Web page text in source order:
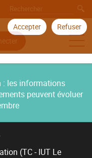
Accepter Refuser
: les informations
peuvent évoluer
(TC - IUT Le